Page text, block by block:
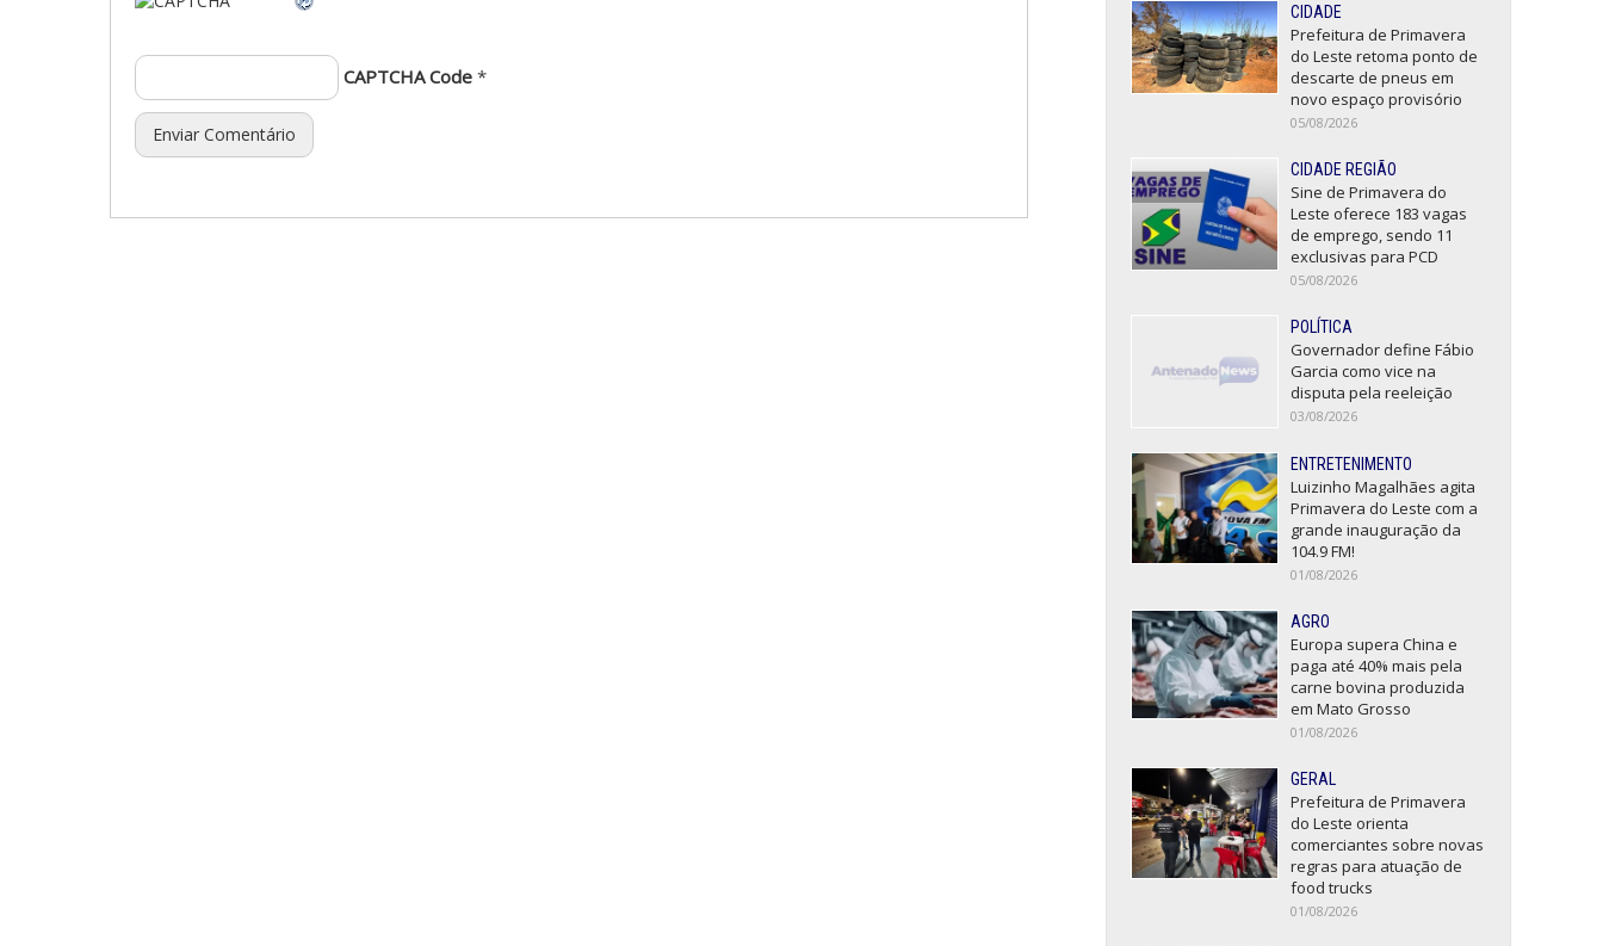
CAPTCHA Code *
CIDADE
Prefeitura de Primavera
do Leste retoma ponto de
descarte de pneus em
novo espaço provisório
05/08/2026
CIDADE REGIÃO
Sine de Primavera do
Leste oferece 183 vagas
de emprego, sendo 11
exclusivas para PCD
05/08/2026
POLÍTICA
Governador define Fábio
Garcia como vice na
disputa pela reeleição
03/08/2026
ENTRETENIMENTO
Luizinho Magalhães agita
Primavera do Leste com a
grande inauguração da
104.9 FM!
01/08/2026
AGRO
Europa supera China e
paga até 40% mais pela
carne bovina produzida
em Mato Grosso
01/08/2026
GERAL
Prefeitura de Primavera
do Leste orienta
comerciantes sobre novas
regras para atuação de
food trucks
01/08/2026